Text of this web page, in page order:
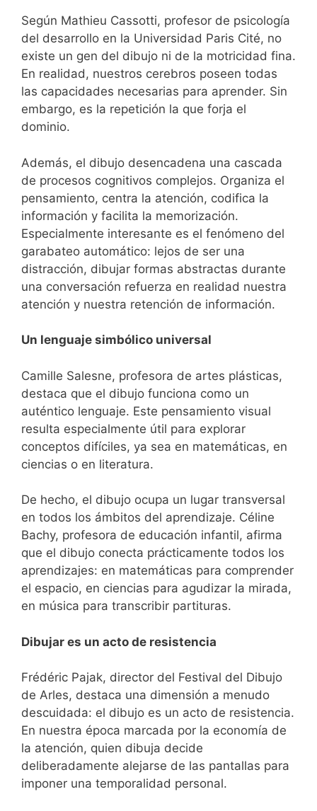
Según Mathieu Cassotti, profesor de psicología
del desarrollo en la Universidad Paris Cité, no
existe un gen del dibujo ni de la motricidad fina.
En realidad, nuestros cerebros poseen todas
las capacidades necesarias para aprender. Sin
embargo, es la repetición la que forja el
dominio.
Además, el dibujo desencadena una cascada
de procesos cognitivos complejos. Organiza el
pensamiento, centra la atención, codifica la
información y facilita la memorización.
Especialmente interesante es el fenómeno del
garabateo automático: lejos de ser una
distracción, dibujar formas abstractas durante
una conversación refuerza en realidad nuestra
atención y nuestra retención de información.
Un lenguaje simbólico universal
Camille Salesne, profesora de artes plásticas,
destaca que el dibujo funciona como un
auténtico lenguaje. Este pensamiento visual
resulta especialmente útil para explorar
conceptos difíciles, ya sea en matemáticas, en
ciencias o en literatura.
De hecho, el dibujo ocupa un lugar transversal
en todos los ámbitos del aprendizaje. Céline
Bachy, profesora de educación infantil, afirma
que el dibujo conecta prácticamente todos los
aprendizajes: en matemáticas para comprender
el espacio, en ciencias para agudizar la mirada,
en música para transcribir partituras.
Dibujar es un acto de resistencia
Frédéric Pajak, director del Festival del Dibujo
de Arles, destaca una dimensión a menudo
descuidada: el dibujo es un acto de resistencia.
En nuestra época marcada por la economía de
la atención, quien dibuja decide
deliberadamente alejarse de las pantallas para
imponer una temporalidad personal.